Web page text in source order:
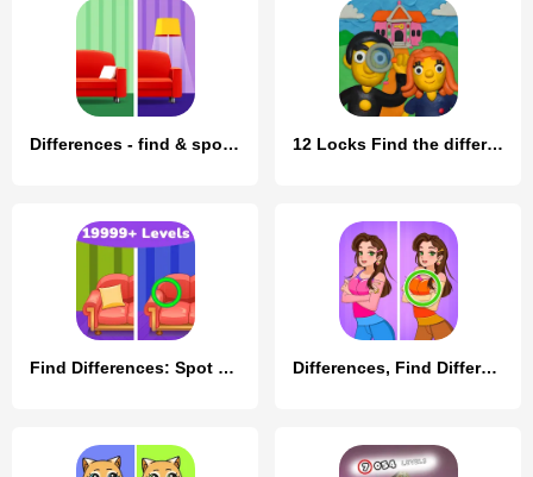
Differences - find & spot them 12 Locks Find the differences
Find Differences: Spot Fun Differences, Find Difference